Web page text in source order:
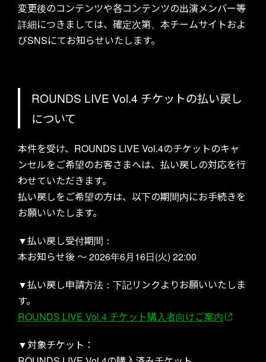
ABOUT US
MEMBERS
変更後のコンテンツや各コンテンツの出演メンバー等
詳細につきましては、確定次第、本チームサイトおよ
びSNSにてお知らせいたします。
ROUNDS LIVE Vol.4 チケットの払い戻し
について
本件を受け、ROUNDS LIVE Vol.4のチケットのキャ
ンセルをご希望のお客さまへは、払い戻しの対応を行
わせていただきます。
払い戻しをご希望の方は、以下の期間内にお手続きを
お願いいたします。
▼払い戻し受付期間：
本お知らせ後 〜 2026年6月16日(火) 22:00
▼払い戻し申請方法：下記リンクよりお願いいたしま
す。
ROUNDS LIVE Vol.4 チケット購入者向けご案内
▼対象チケット：